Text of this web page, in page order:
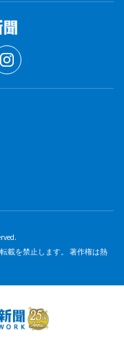
載を禁止します。 著作権は熱